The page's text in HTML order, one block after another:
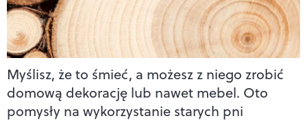
Myślisz, że to śmieć, a możesz z niego zrobić
domową dekorację lub nawet mebel. Oto
pomysły na wykorzystanie starych pni